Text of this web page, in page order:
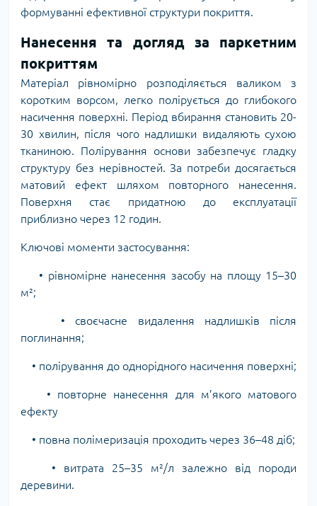
формуванні ефективної структури покриття.
Нанесення та догляд за паркетним
покриттям
Матеріал рівномірно розподіляється валиком з
коротким ворсом, легко полірується до глибокого
насичення поверхні. Період вбирання становить 20-
30 хвилин, після чого надлишки видаляють сухою
тканиною. Полірування основи забезпечує гладку
структуру без нерівностей. За потреби досягається
матовий ефект шляхом повторного нанесення.
Поверхня стає придатною до експлуатації
приблизно через 12 годин.
Ключові моменти застосування:
• рівномірне нанесення засобу на площу 15–30
м²;
• своєчасне видалення надлишків після
поглинання;
• полірування до однорідного насичення поверхні;
• повторне нанесення для м’якого матового
ефекту
• повна полімеризація проходить через 36–48 діб;
• витрата 25–35 м²/л залежно від породи
деревини.